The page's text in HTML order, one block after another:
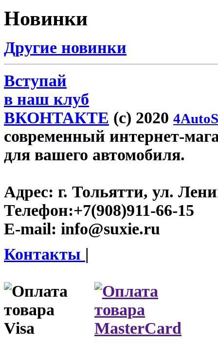
Новинки
Другие новинки
Вступай
в наш клуб
ВКОНТАКТЕ (c) 2020
современный интернет-
для вашего автомобиля.
Адрес: г. Тольятти, ул.
Телефон:+7(908)911-66-15
E-mail: info@suxie.ru
Контакты |